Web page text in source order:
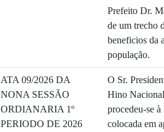
Prefeito Dr.
de um trecho
beneficios da
população.
ATA 09/2026 DA
NONA SESSÃO
ORDIANARIA 1º
PERIODO DE 2026
O Sr.
Hino
procedeu-se
colocada em